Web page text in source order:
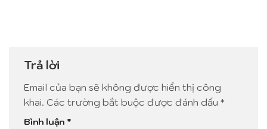
Trả lời
Email của bạn sẽ không được hiển thị công
khai. Các trường bắt buộc được đánh dấu *
Bình luận *